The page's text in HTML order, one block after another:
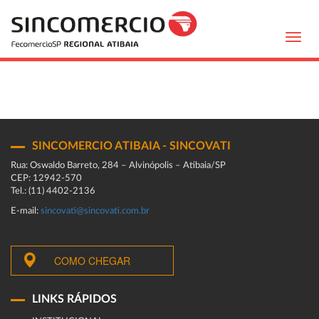
SINCOMERCIO ATIBAIA - SINCOVATI
Rua: Oswaldo Barreto, 284 – Alvinópolis – Atibaia/SP
CEP: 12942-570
Tel.: (11) 4402-2136
E-mail: sincovati@sincovati.com.br
COMO CHEGAR
LINKS RÁPIDOS